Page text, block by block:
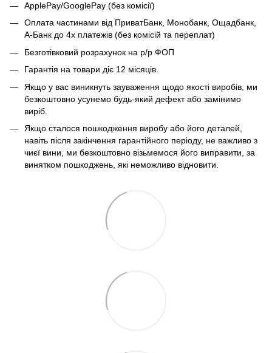
ApplePay/GooglePay (без комісії)
Оплата частинами від ПриватБанк, Монобанк, Ощадбанк,
А-Банк до 4х платежів (без комісій та переплат)
Безготівковий розрахунок на р/р ФОП
Гарантія на товари діє 12 місяців.
Якщо у вас виникнуть зауваження щодо якості виробів, ми
безкоштовно усунемо будь-який дефект або замінимо
виріб.
Якщо сталося пошкодження виробу або його деталей,
навіть після закінчення гарантійного періоду, не важливо з
чиєї вини, ми безкоштовно візьмемося його виправити, за
винятком пошкоджень, які неможливо відновити.